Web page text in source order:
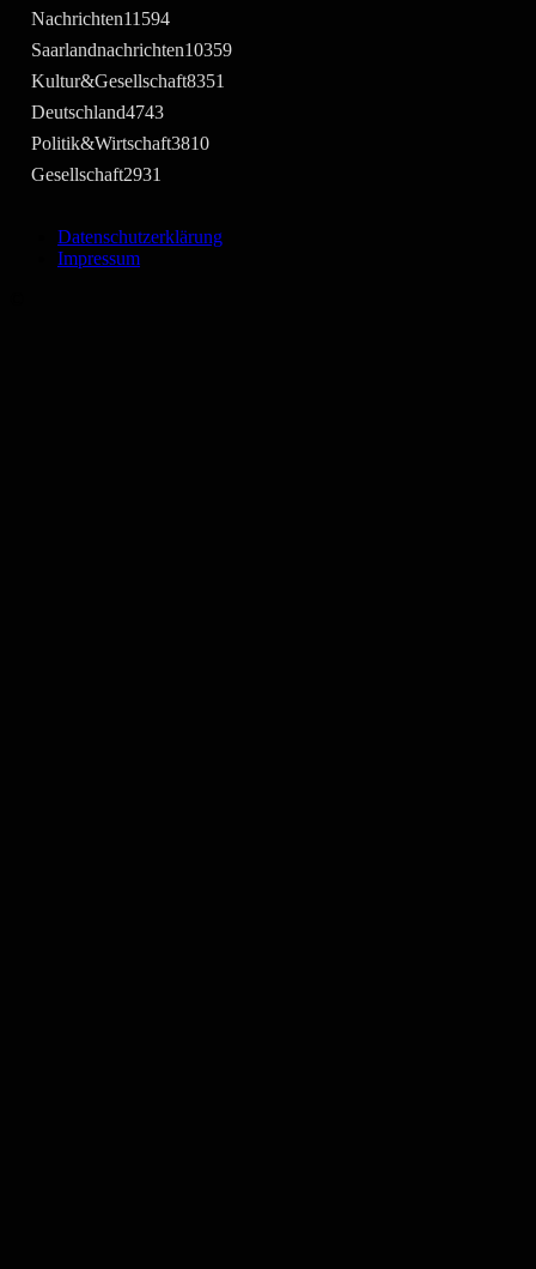
Nachrichten11594
Saarlandnachrichten10359
Kultur&Gesellschaft8351
Deutschland4743
Politik&Wirtschaft3810
Gesellschaft2931
Datenschutzerklärung
Impressum